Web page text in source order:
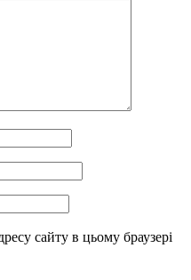
сайту в цьому браузері